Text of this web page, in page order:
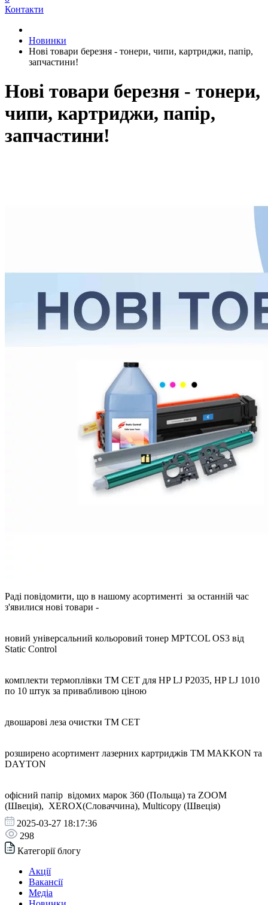
Контакти
Новинки
Нові товари березня - тонери, чипи, картриджи, папір,
запчастини!
Нові товари березня - тонери,
чипи, картриджи, папір,
запчастини!
Раді повідомити, що в нашому асортименті за останній час
з'явилися нові товари -
новий універсальний кольоровий тонер MPTCOL OS3 від
Static Control
комплекти термоплівки ТМ CET для HP LJ P2035, HP LJ 1010
по 10 штук за привабливою ціною
двошарові леза очистки ТМ СЕТ
розширено асортимент лазерних картриджів ТМ MAKKON та
DAYTON
офісний папір відомих марок 360 (Польща) та ZOOM
(Швеція), XEROX(Словаччина), Multicopy (Швеція)
2025-03-27 18:17:36
298
Категорії блогу
Акції
Вакансії
Медіа